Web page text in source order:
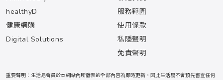
healthyD
健康網購
Digital Solutions
服務範圍
使用條款
私隱聲明
免責聲明
重要聲明：生活易會員於本網站內所發表的全部內容為即時更新，因此生活易不會預先審查任何